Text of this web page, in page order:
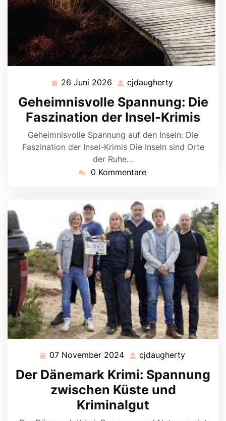
26 Juni 2026 26
Juni
2026
cjdaugherty
Geheimnisvolle Spannung: Die
Faszination der Insel-Krimis
Geheimnisvolle Spannung auf den Inseln: Die
Faszination der Insel-Krimis Die Inseln sind Orte
der Ruhe…
0 Kommentare
07 November 2024 07
November
2024
cjdaugherty
Der Dänemark Krimi: Spannung
zwischen Küste und
Kriminalgut